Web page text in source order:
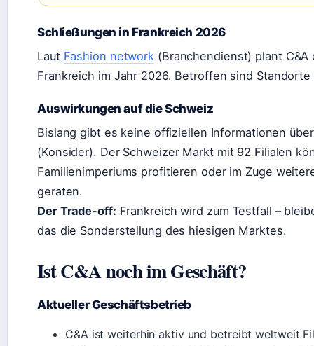
Schließungen in Frankreich 2026
Laut Fashion network (Branchendienst) plant
Frankreich im Jahr 2026. Betroffen sind
Auswirkungen auf die Schweiz
Bislang gibt es keine offiziellen Informationen
(Konsider). Der Schweizer Markt mit 92 Filialen
Familienimperiums profitieren oder im Zuge
geraten.
Der Trade-off: Frankreich wird zum Testfall –
das die Sonderstellung des hiesigen Marktes.
Ist C&A noch im Geschäft?
Aktueller Geschäftsbetrieb
C&A ist weiterhin aktiv und betreibt weltweit